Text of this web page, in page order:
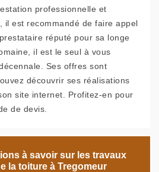
professionnelle et
il est recommandé de faire appel
réputé pour sa longe
il est le seul à vous
Ses offres sont
découvrir ses réalisations
site internet. Profitez-en pour
de devis.
à savoir sur les travaux
la toiture à Tregomeur